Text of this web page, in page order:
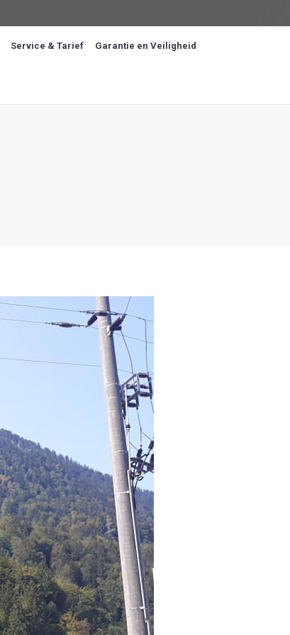
Service & Tarief Garantie en Veiligheid